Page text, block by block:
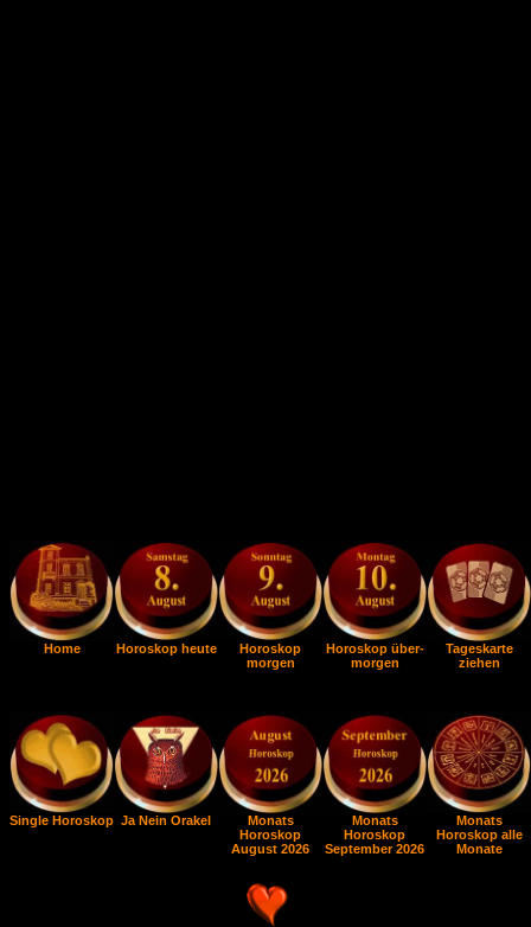
Home Horoskop heute
Horoskop
morgen
Horoskop über-
morgen
Tageskarte
ziehen
Single Horoskop Ja Nein Orakel
Monats
Horoskop
August 2026
Monats
Horoskop
September 2026
Monats
Horoskop alle
Monate